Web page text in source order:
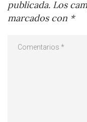
publicada. Los
marcados con *